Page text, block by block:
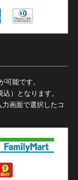
可能です。
）となります。
画面で選択したコ